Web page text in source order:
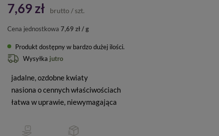
7,69 zł brutto / szt.
Cena jednostkowa 7,69 zł / g
Produkt dostępny w bardzo dużej ilości
Wysyłka jutro
jadalne, ozdobne kwiaty
nasiona o cennych właściwościach
łatwa w uprawie, niewymagająca